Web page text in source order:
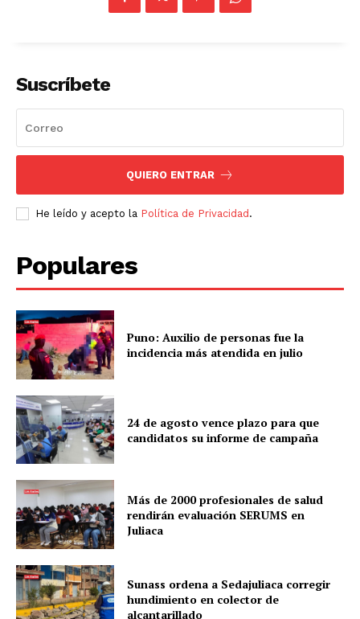
Suscríbete
QUIERO ENTRAR
He leído y acepto la Política de Privacidad .
Populares
Puno: Auxilio de personas fue la
incidencia más atendida en julio
24 de agosto vence plazo para que
candidatos su informe de campaña
Más de 2000 profesionales de salud
rendirán evaluación SERUMS en
Juliaca
Sunass ordena a Sedajuliaca corregir
hundimiento en colector de
alcantarillado